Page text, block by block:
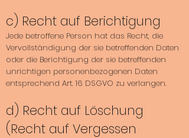
c) Recht auf Berichtigung
Jede betroffene Person hat das Recht, die
Vervollständigung der sie betreffenden Daten
oder die Berichtigung der sie betreffenden
unrichtigen personenbezogenen Daten
entsprechend Art. 16 DSGVO zu verlangen.
d) Recht auf Löschung
(Recht auf Vergessen